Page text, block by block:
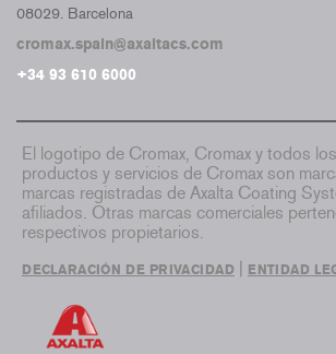
08029. Barcelona
cromax.spain@axaltacs.com
+34 93 610 6000
El logotipo de Cromax, Cromax y todos
productos y servicios de Cromax son
marcas registradas de Axalta Coating
afiliados. Otras marcas comerciales
respectivos propietarios.
DECLARACIÓN DE PRIVACIDAD ENTIDAD